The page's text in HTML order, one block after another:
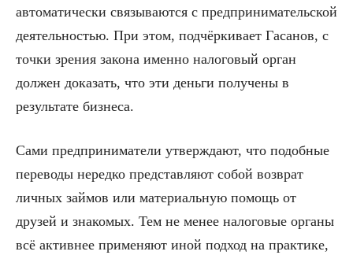
автоматически связываются с предпринимательской
деятельностью. При этом, подчёркивает Гасанов, с
точки зрения закона именно налоговый орган
должен доказать, что эти деньги получены в
результате бизнеса.
Сами предприниматели утверждают, что подобные
переводы нередко представляют собой возврат
личных займов или материальную помощь от
друзей и знакомых. Тем не менее налоговые органы
всё активнее применяют иной подход на практике,